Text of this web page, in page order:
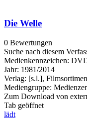
Die Welle
0 Bewertungen
Suche nach diesem
Medienkennzeichen:
Jahr: 1981/2014
Verlag: [s.l.],
Mediengruppe:
Zum Download von
Tab geöffnet
lädt